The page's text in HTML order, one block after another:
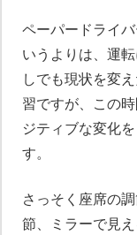
ペーパードライ
いうよりは、運
しでも現状を変
習ですが、この
ジティブな変化
す。
さっそく座席の
節、ミラーで見